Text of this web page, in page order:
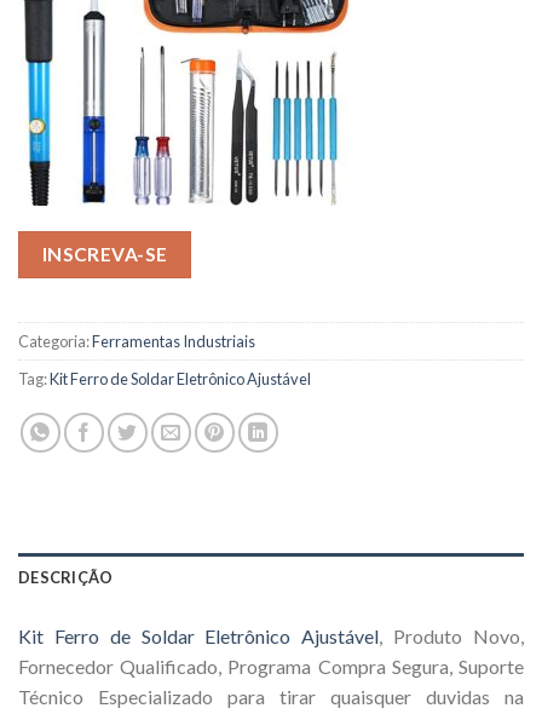
INSCREVA-SE
Categoria:Ferramentas Industriais
Tag:Kit Ferro de Soldar Eletrônico Ajustável
DESCRIÇÃO
Kit Ferro de Soldar Eletrônico Ajustável, Produto Novo,
Fornecedor Qualificado, Programa Compra Segura, Suporte
Técnico Especializado para tirar quaisquer duvidas na